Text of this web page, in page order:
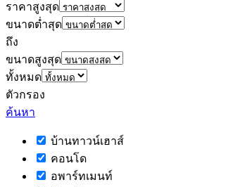
ราคาสูงสุด
ขนาดต่ำสุด
ถึง
ขนาดสูงสุด
ทั้งหมด
ตัวกรอง
ค้นหา
บ้านทาวน์เฮาส์
คอนโด
อพาร์ทเมนท์